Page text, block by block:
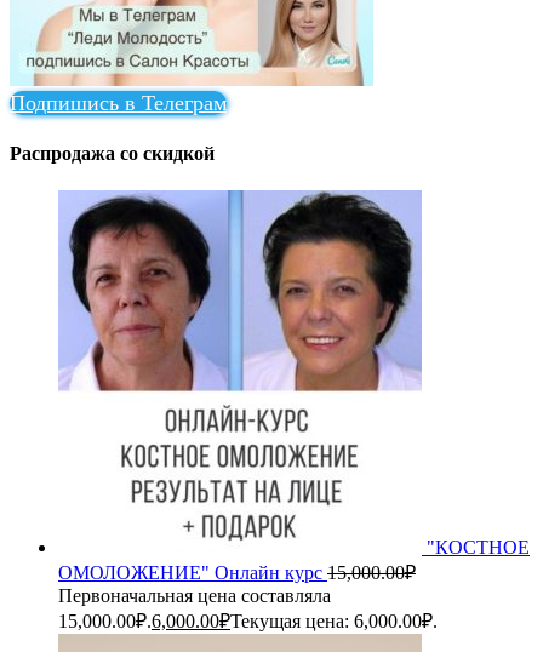
Подпишись в Телеграм
Распродажа со скидкой
"КОСТНОЕ
ОМОЛОЖЕНИЕ" Онлайн курс 15,000.00₽
Первоначальная цена составляла
15,000.00₽.6,000.00₽Текущая цена: 6,000.00₽.